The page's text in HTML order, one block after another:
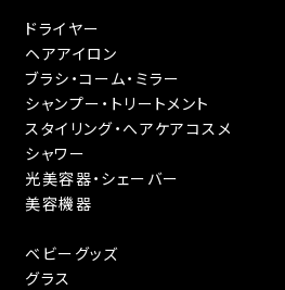
ドライヤー
ヘアアイロン
ブラシ・コーム・ミラー
シャンプー・トリートメント
スタイリング・へアケアコスメ
シャワー
光美容器・シェーバー
美容機器
ベビーグッズ
グラス